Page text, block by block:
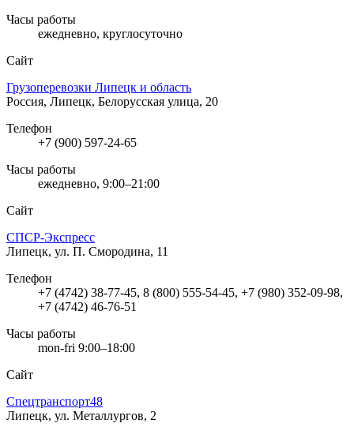
Часы работы
ежедневно, круглосуточно
Сайт
Грузоперевозки Липецк и область
Россия, Липецк, Белорусская улица, 20
Телефон
+7 (900) 597-24-65
Часы работы
ежедневно, 9:00–21:00
Сайт
СПСР-Экспресс
Липецк, ул. П. Смородина, 11
Телефон
+7 (4742) 38-77-45, 8 (800) 555-54-45, +7 (980) 352-09-98,
+7 (4742) 46-76-51
Часы работы
mon-fri 9:00–18:00
Сайт
Спецтранспорт48
Липецк, ул. Металлургов, 2